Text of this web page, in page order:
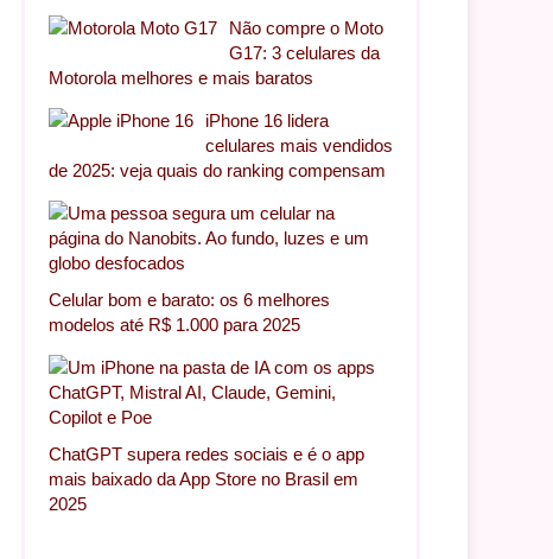
Não compre o Moto
G17: 3 celulares da
Motorola melhores e mais baratos
iPhone 16 lidera
celulares mais vendidos
de 2025: veja quais do ranking compensam
Celular bom e barato: os 6 melhores
modelos até R$ 1.000 para 2025
ChatGPT supera redes sociais e é o app
mais baixado da App Store no Brasil em
2025